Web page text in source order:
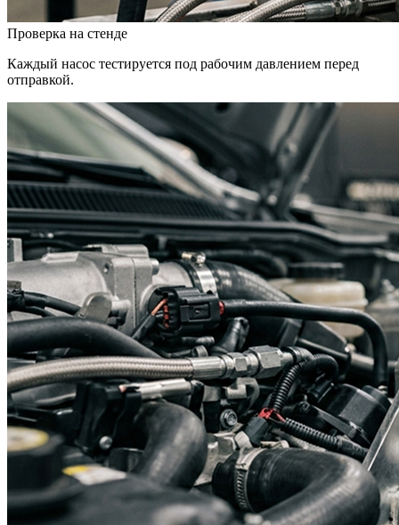
Проверка на стенде
Каждый насос тестируется под рабочим давлением перед
отправкой.